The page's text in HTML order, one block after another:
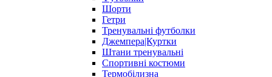
Шорти
Гетри
Тренувальні футболки
Джемпера|Куртки
Штани тренувальні
Спортивні костюми
Термобілизна